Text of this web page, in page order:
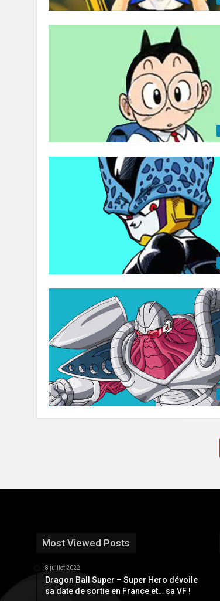
Most Viewed Posts
8 juillet 2022
Dragon Ball Super – Super Hero dévoile
sa date de sortie en France et… sa VF !